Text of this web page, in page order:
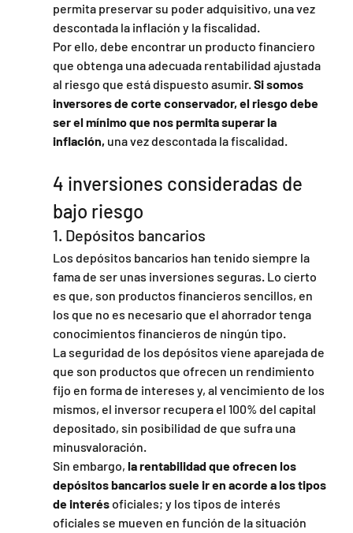
permita preservar su poder adquisitivo, una vez
descontada la inflación y la fiscalidad.
Por ello, debe encontrar un producto financiero
que obtenga una adecuada rentabilidad ajustada
al riesgo que está dispuesto asumir. Si somos
inversores de corte conservador, el riesgo debe
ser el mínimo que nos permita superar la
inflación, una vez descontada la fiscalidad.
4 inversiones consideradas de
bajo riesgo
1. Depósitos bancarios
Los depósitos bancarios han tenido siempre la
fama de ser unas inversiones seguras. Lo cierto
es que, son productos financieros sencillos, en
los que no es necesario que el ahorrador tenga
conocimientos financieros de ningún tipo.
La seguridad de los depósitos viene aparejada de
que son productos que ofrecen un rendimiento
fijo en forma de intereses y, al vencimiento de los
mismos, el inversor recupera el 100% del capital
depositado, sin posibilidad de que sufra una
minusvaloración.
Sin embargo, la rentabilidad que ofrecen los
depósitos bancarios suele ir en acorde a los tipos
de interés oficiales; y los tipos de interés
oficiales se mueven en función de la situación